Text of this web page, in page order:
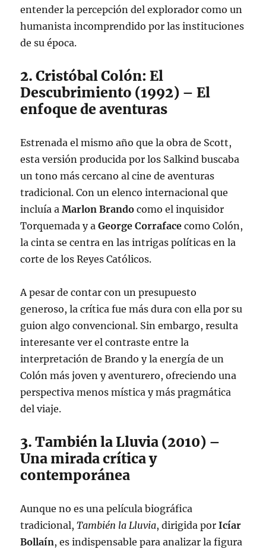
entender la percepción del explorador como un
humanista incomprendido por las instituciones
de su época.
2. Cristóbal Colón: El
Descubrimiento (1992) – El
enfoque de aventuras
Estrenada el mismo año que la obra de Scott,
esta versión producida por los Salkind buscaba
un tono más cercano al cine de aventuras
tradicional. Con un elenco internacional que
incluía aMarlon Brando como el inquisidor
Torquemada y aGeorge Corraface como Colón,
la cinta se centra en las intrigas políticas en la
corte de los Reyes Católicos.
A pesar de contar con un presupuesto
generoso, la crítica fue más dura con ella por su
guion algo convencional. Sin embargo, resulta
interesante ver el contraste entre la
interpretación de Brando y la energía de un
Colón más joven y aventurero, ofreciendo una
perspectiva menos mística y más pragmática
del viaje.
3. También la Lluvia (2010) –
Una mirada crítica y
contemporánea
Aunque no es una película biográfica
tradicional,También la Lluvia, dirigida porIcíar
Bollaín, es indispensable para analizar la figura